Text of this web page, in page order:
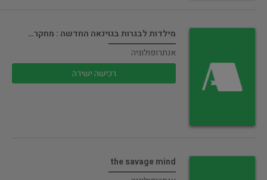
מילדות לבגרות בגוינאה החדשה : מחקר…
אנתרופולוגיה
רכישה ישירה
the savage mind